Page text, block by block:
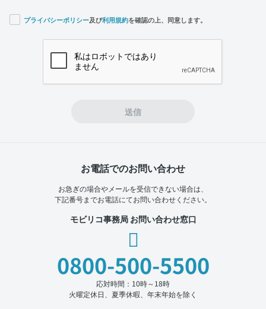
プライバシーポリシー及び利用規約を確認の上、同意します。
送信
お電話でのお問い合わせ
お急ぎの場合やメールを受信できない場合は、
下記番号までお電話にてお問い合わせください。
モビリコ事務局 お問い合わせ窓口
0800-500-5500
応対時間：10時～18時
火曜定休日、夏季休暇、年末年始を除く